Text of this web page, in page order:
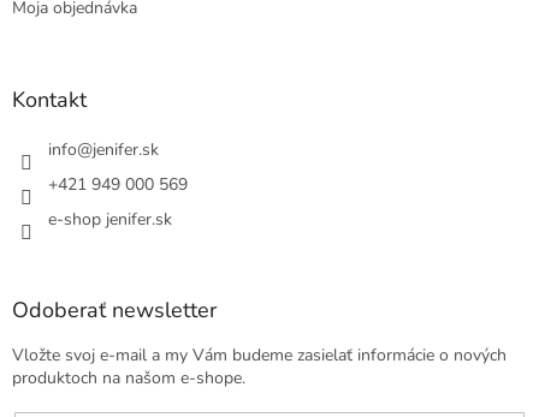
Moja objednávka
Kontakt
info@jenifer.sk
+421 949 000 569
e-shop jenifer.sk
Odoberať newsletter
Vložte svoj e-mail a my Vám budeme zasielať informácie o nových
produktoch na našom e-shope.